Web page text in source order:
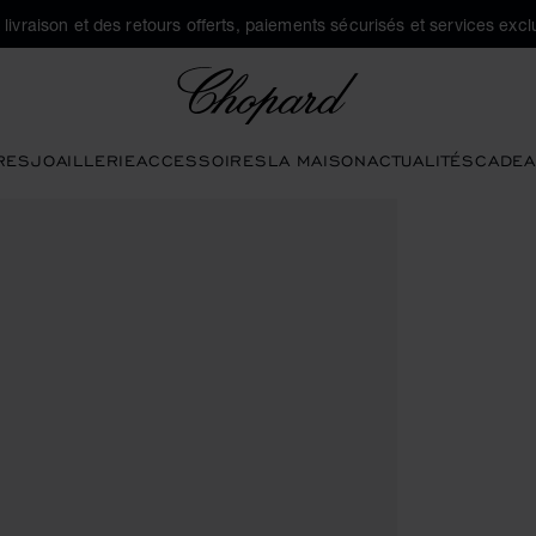
livraison et des retours offerts, paiements sécurisés et services
JOAILLERIEACCESSOIRESLA MAISONACTUALITÉS